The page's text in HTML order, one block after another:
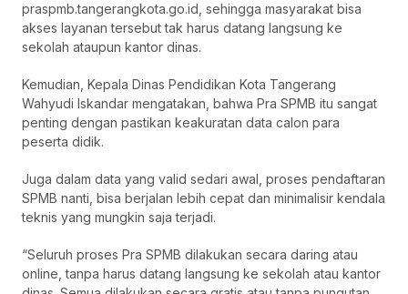
praspmb.tangerangkota.go.id, sehingga masyarakat bisa
akses layanan tersebut tak harus datang langsung ke
sekolah ataupun kantor dinas.
Kemudian, Kepala Dinas Pendidikan Kota Tangerang
Wahyudi Iskandar mengatakan, bahwa Pra SPMB itu sangat
penting dengan pastikan keakuratan data calon para
peserta didik.
Juga dalam data yang valid sedari awal, proses pendaftaran
SPMB nanti, bisa berjalan lebih cepat dan minimalisir kendala
teknis yang mungkin saja terjadi.
“Seluruh proses Pra SPMB dilakukan secara daring atau
online, tanpa harus datang langsung ke sekolah atau kantor